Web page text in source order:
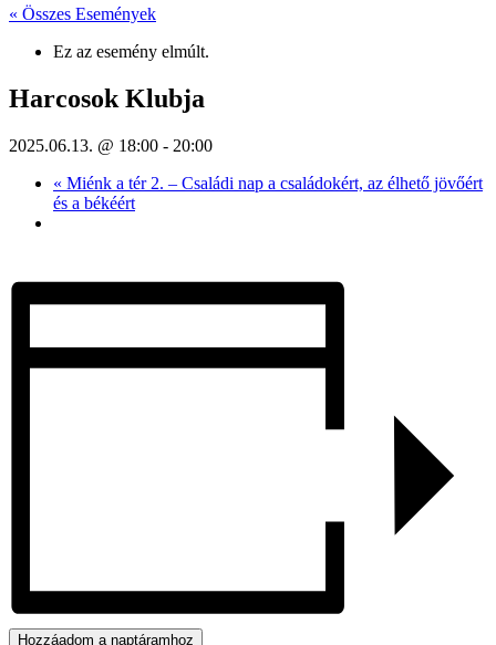
« Összes Események
Ez az esemény elmúlt.
Harcosok Klubja
2025.06.13. @ 18:00 - 20:00
« Miénk a tér 2. – Családi nap a családokért, az élhető jövőért
és a békéért
Hozzáadom a naptáramhoz